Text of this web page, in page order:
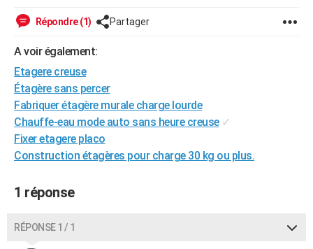
Se connecter
Primaires
Universités
Entreprises
Service militaire
Avis de recherche
FORUM
Bricolage
Lifestyle
Culture
Sport
Auto
Television
Voyage
Cinema
Répondre (1) Partager
A voir également:
Etagere creuse
Étagère sans percer
Fabriquer étagère murale charge lourde
Chauffe-eau mode auto sans heure creuse ✓
Fixer etagere placo
Construction étagères pour charge 30 kg ou plus.
1 réponse
RÉPONSE 1 / 1